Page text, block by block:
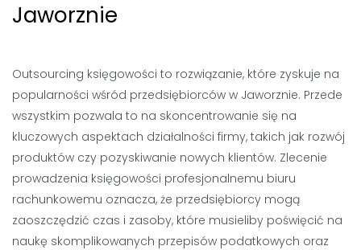
Jaworznie
Outsourcing księgowości to rozwiązanie, które zyskuje na
popularności wśród przedsiębiorców w Jaworznie. Przede
wszystkim pozwala to na skoncentrowanie się na
kluczowych aspektach działalności firmy, takich jak rozwój
produktów czy pozyskiwanie nowych klientów. Zlecenie
prowadzenia księgowości profesjonalnemu biuru
rachunkowemu oznacza, że przedsiębiorcy mogą
zaoszczędzić czas i zasoby, które musieliby poświęcić na
naukę skomplikowanych przepisów podatkowych oraz